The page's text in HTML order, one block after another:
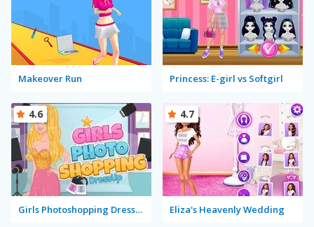
Makeover Run Princess: E-girl vs Softgirl
Girls Photoshopping Dressup
4.6
Eliza's Heavenly Wedding
4.7